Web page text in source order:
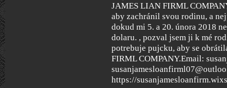
JAMES LIAN FIRML
aby zachránil svou rodinu, a
dokud mi 5. a 20. února 2018
dolaru. , pozval jsem ji k mé
potrebuje pujcku, aby se
FIRML COMPANY.Email:
https://